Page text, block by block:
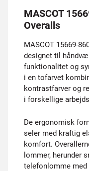
MASCOT
Overalls
MASCOT 15669-
designet til
funktionalitet og
i en tofarvet
kontrastfarver og
i forskellige
De ergonomisk
seler med kraftig
komfort.
lommer, herunder
telefonlomme